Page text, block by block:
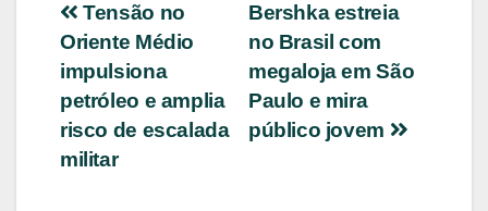
Navegação
de
Post
Bershka estreia
no Brasil com
megaloja em São
Paulo e mira
público jovem
Tensão no
Oriente Médio
impulsiona
petróleo e amplia
risco de escalada
militar